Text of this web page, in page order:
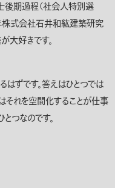
後期過程（社会人特別選
株式会社石井和紘建築研究
大好きです。
ずです。答えはひとつでは
それを空間化することが仕事
つなのです。